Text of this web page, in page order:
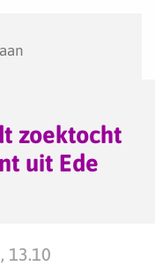
zoektocht
uit Ede
13.10